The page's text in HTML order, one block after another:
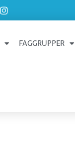
FAGGRUPPER